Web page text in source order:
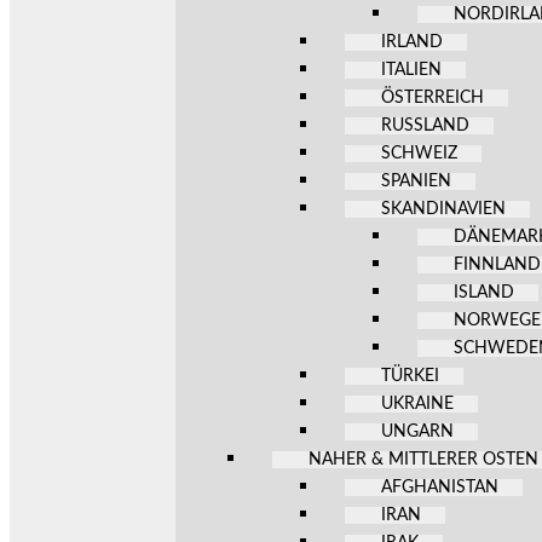
IRLAND
ITALIEN
ÖSTERREICH
RUSSLAND
SCHWEIZ
SPANIEN
SKANDINAVIEN
FINNLAND
ISLAND
TÜRKEI
UKRAINE
UNGARN
NAHER & MITTLERER OSTEN
AFGHANISTAN
IRAN